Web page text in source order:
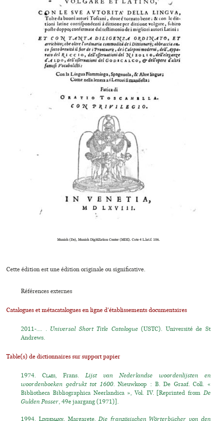
Munich (De), Munich DigitiZation Center (MDZ). Cote 4 L.lat.f. 106.
Cette édition est une édition originale ou significative.
Références externes
Catalogues et métacatalogues en ligne d'établissements documentaires
2011-.... . Universal Short Title Catalogue(USTC). Université de St
Andrews.
Table(s) de dictionnaires sur support papier
1974.Claes, Frans.Lijst van Nederlandse woordenlijsten en
woordenboeken gedrukt tot 1600.Nieuwkoop : B. De Graaf. Coll. «
Bibliotheca Bibliographica Neerlandica », Vol. IV. [Reprinted fromDe
Gulden Passer, 49e jaargang (1971)].
1994.Lindemann, Margarete.Die französischen Wörterbücher von den